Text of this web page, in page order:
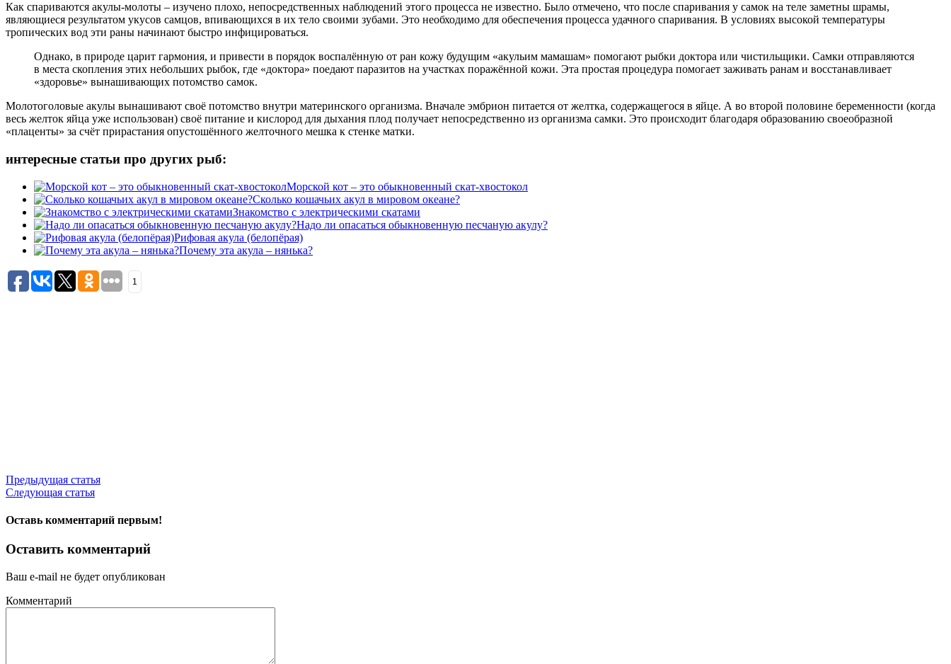
Как спариваются акулы-молоты – изучено плохо, непосредственных наблюдений этого процесса не известно. Было отмечено, что после спаривания у самок на теле заметны шрамы,
являющиеся результатом укусов самцов, впивающихся в их тело своими зубами. Это необходимо для обеспечения процесса удачного спаривания. В условиях высокой температуры
тропических вод эти раны начинают быстро инфицироваться.
Однако, в природе царит гармония, и привести в порядок воспалённую от ран кожу будущим «акульим мамашам» помогают рыбки доктора или чистильщики. Самки отправляются
в места скопления этих небольших рыбок, где «доктора» поедают паразитов на участках поражённой кожи. Эта простая процедура помогает заживать ранам и восстанавливает
«здоровье» вынашивающих потомство самок.
Молотоголовые акулы вынашивают своё потомство внутри материнского организма. Вначале эмбрион питается от желтка, содержащегося в яйце. А во второй половине беременности (когда
весь желток яйца уже использован) своё питание и кислород для дыхания плод получает непосредственно из организма самки. Это происходит благодаря образованию своеобразной
«плаценты» за счёт прирастания опустошённого желточного мешка к стенке матки.
интересные статьи про других рыб:
Морской кот – это обыкновенный скат-хвостокол
Сколько кошачьих акул в мировом океане?
Знакомство с электрическими скатами
Надо ли опасаться обыкновенную песчаную акулу?
Рифовая акула (белопёрая)
Почему эта акула – нянька?
1
Предыдущая статья
Следующая статья
Оставь комментарий первым!
Оставить комментарий
Ваш e-mail не будет опубликован
Комментарий